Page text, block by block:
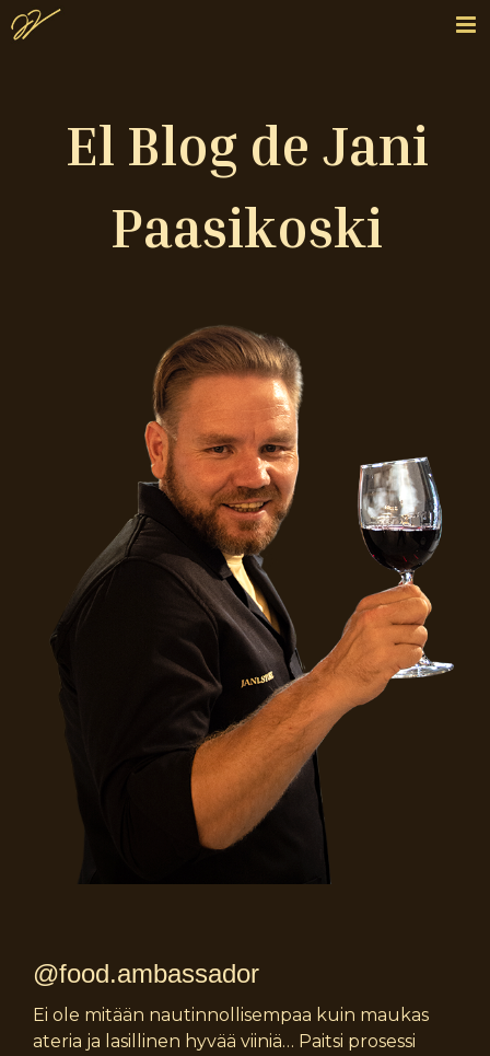
El Blog de Jani
Paasikoski
@food.ambassador
Ei ole mitään nautinnollisempaa kuin maukas
ateria ja lasillinen hyvää viiniä… Paitsi prosessi